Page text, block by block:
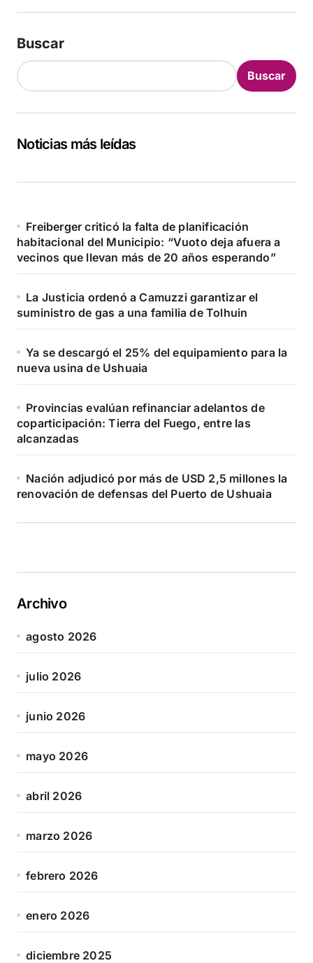
Buscar
Buscar
Noticias más leídas
Freiberger criticó la falta de planificación
habitacional del Municipio: “Vuoto deja afuera a
vecinos que llevan más de 20 años esperando”
La Justicia ordenó a Camuzzi garantizar el
suministro de gas a una familia de Tolhuin
Ya se descargó el 25% del equipamiento para la
nueva usina de Ushuaia
Provincias evalúan refinanciar adelantos de
coparticipación: Tierra del Fuego, entre las
alcanzadas
Nación adjudicó por más de USD 2,5 millones la
renovación de defensas del Puerto de Ushuaia
Archivo
agosto 2026
julio 2026
junio 2026
mayo 2026
abril 2026
marzo 2026
febrero 2026
enero 2026
diciembre 2025